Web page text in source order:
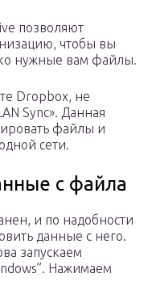
позволяют
чтобы вы
нужные вам файлы.
Dropbox, не
Sync». Данная
файлы и
сети.
с файла
и по надобности
данные с него.
запускаем
Нажимаем